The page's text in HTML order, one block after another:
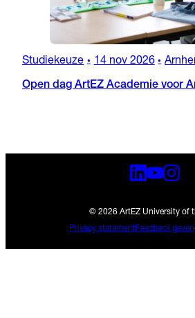
Studiekeuze • 14 nov 2026 •
Open dag ArtEZ Academie voor
© 2026 ArtEZ University of
Privacy statementFeedback geven